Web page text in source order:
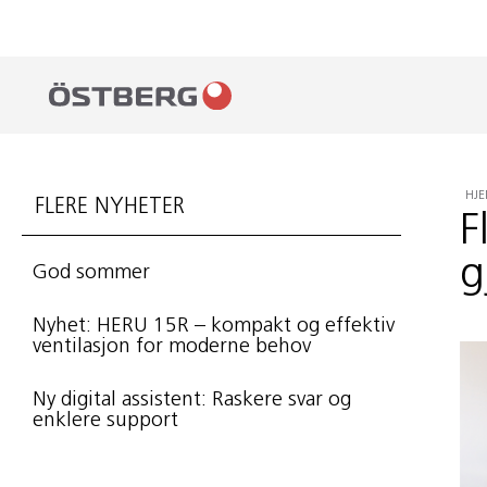
FLERE NYHETER
God sommer
Nyhet: HERU 15R – kompakt og effektiv
ventilasjon for moderne behov
Ny digital assistent: Raskere svar og
enklere support